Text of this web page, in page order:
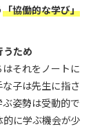
「協働的な学び」
ため
はそれをノートに
子は先生に指さ
姿勢は受動的で
に学ぶ機会が少